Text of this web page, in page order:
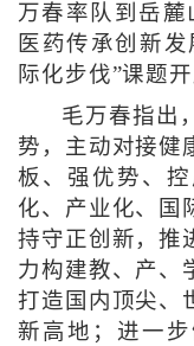
万春率队到岳麓
医药传承创新
际化步伐”课题开
毛万春指出
势，主动对接健
板、强优势、
化、产业化、国
持守正创新，推
力构建教、产、
打造国内顶尖、
新高地；进一